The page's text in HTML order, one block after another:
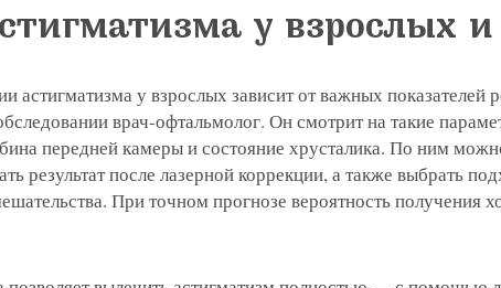
у взрослых
астигматизма у взрослых зависит от важных показателей
врач-офтальмолог. Он смотрит на такие
передней камеры и состояние хрусталика. По ним
результат после лазерной коррекции, а также выбрать
При точном прогнозе вероятность получения
2GIS Zoon Yell
Записаться
Беликовой Е.И.
29 Елена, персональный
вы даете согласие на обработкуперсональных
в соответствии с ФЗ от 13.03.2006 №38-ФЗ на
Записаться
вы даете согласие на обработкуперсональных
в соответствии с ФЗ от 13.03.2006 №38-ФЗ на
Отправить
вы даете согласие на обработкуперсональных
в соответствии с ФЗ от 13.03.2006 №38-ФЗ на
Отправить
вы даете согласие на обработкуперсональных
в соответствии с ФЗ от 13.03.2006 №38-ФЗ на